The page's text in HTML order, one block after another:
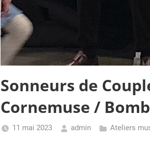
Sonneurs de
Cornemuse /
11 mai 2023 admin Ateliers